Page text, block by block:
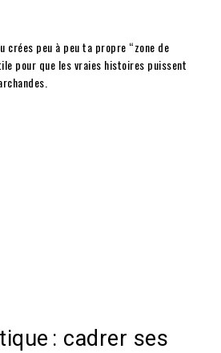
crées peu à peu ta propre “zone de
pour que les vraies histoires puissent
: cadrer ses